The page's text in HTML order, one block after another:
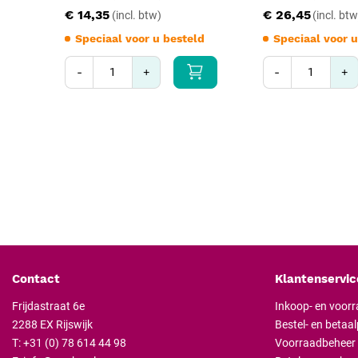
€ 14,35
Speciaal voor u besteld
- +
€ 26,45
Speciaal voor
- +
Contact
Frijdastraat 6e
2288 EX Rijswijk
T:+31 (0) 78 614 44 98
Inkoop- en
Bestel- en
Voorraadbeheer